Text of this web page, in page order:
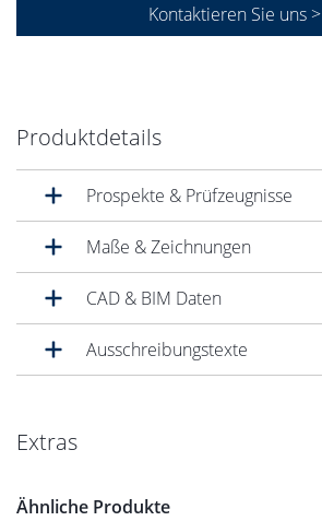
Kontaktieren Sie uns >
Produktdetails
Prospekte & Prüfzeugnisse
Maße & Zeichnungen
CAD & BIM Daten
Ausschreibungstexte
Extras
Ähnliche Produkte